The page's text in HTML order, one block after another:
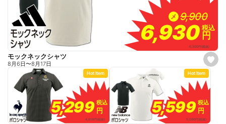
s
e
メ 9,900
9,900
6,930
6,930税込
税込
円
円
6,300円(税抜)
モックネックシャツ
8月6日〜8月17日
Hot Item
5,299
5,299税込
税込
円
円
4,818円(税抜)
Hot Item
5,599
5,599 税込
税込
円
円
5,090円(税抜)